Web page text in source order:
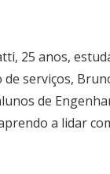
25 anos,
serviços,
de
a lidar